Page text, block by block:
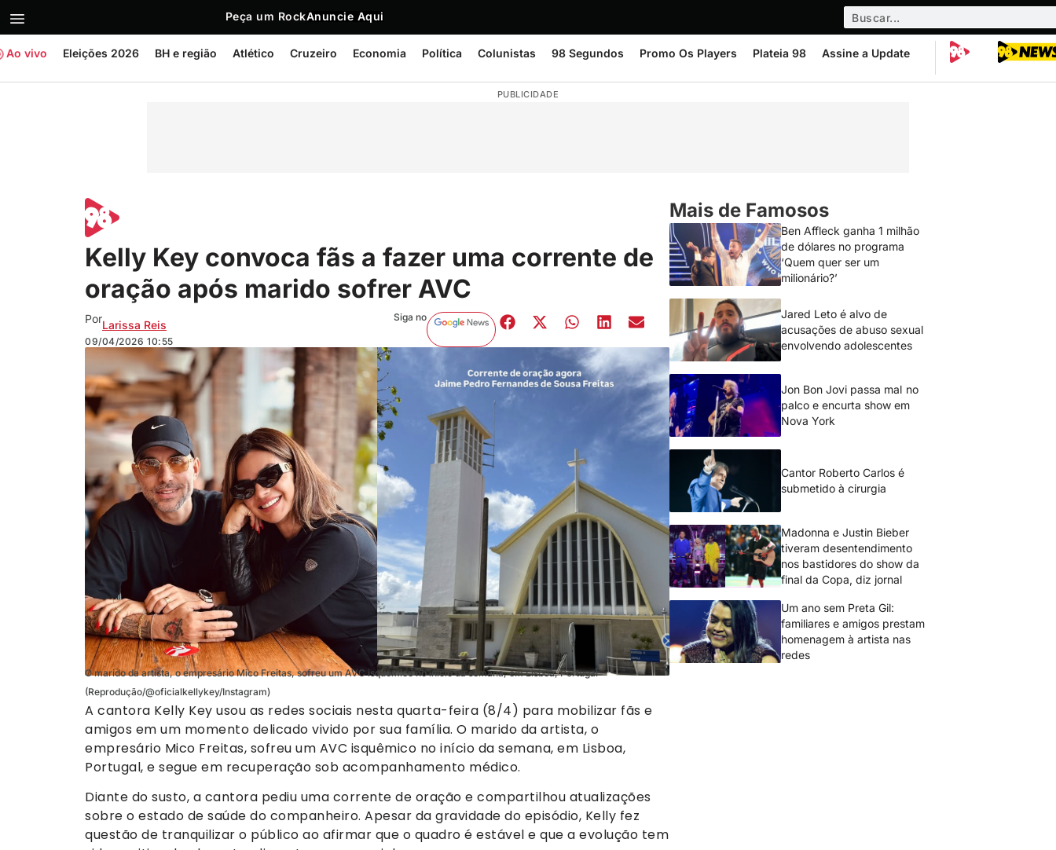
Peça um RockAnuncie Aqui
Ao vivo Eleições 2026 BH e região Atlético Cruzeiro Economia Política Colunistas 98 Segundos Promo Os Players Plateia 98 Assine a Update
PUBLICIDADE
Kelly Key convoca fãs a fazer uma corrente de
oração após marido sofrer AVC
PorLarissa Reis
09/04/2026 10:55
Siga no
O marido da artista, o empresário Mico Freitas, sofreu um AVC isquêmico no início da semana, em Lisboa, Portugal
(Reprodução/@oficialkellykey/Instagram)
A cantora Kelly Key usou as redes sociais nesta quarta-feira (8/4) para mobilizar fãs e
amigos em um momento delicado vivido por sua família. O marido da artista, o
empresário Mico Freitas, sofreu um AVC isquêmico no início da semana, em Lisboa,
Portugal, e segue em recuperação sob acompanhamento médico.
Diante do susto, a cantora pediu uma corrente de oração e compartilhou atualizações
sobre o estado de saúde do companheiro. Apesar da gravidade do episódio, Kelly fez
questão de tranquilizar o público ao afirmar que o quadro é estável e que a evolução tem
Mais de Famosos
Ben Affleck ganha 1 milhão
de dólares no programa
‘Quem quer ser um
milionário?’
Jared Leto é alvo de
acusações de abuso sexual
envolvendo adolescentes
Jon Bon Jovi passa mal no
palco e encurta show em
Nova York
Cantor Roberto Carlos é
submetido à cirurgia
Madonna e Justin Bieber
tiveram desentendimento
nos bastidores do show da
final da Copa, diz jornal
Um ano sem Preta Gil:
familiares e amigos prestam
homenagem à artista nas
redes